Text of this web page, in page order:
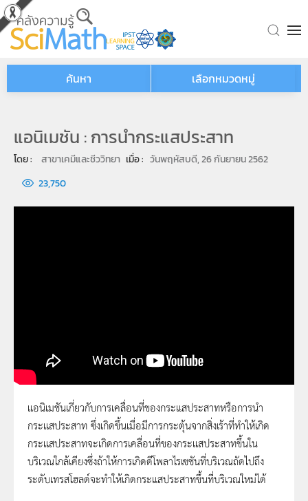
Skip to main content
ค้นหา เลือกหมวดหมู่
แอนิเมชัน : การนำกระแสประสาท
โดย : สาขาเคมีและชีววิทยา เมื่อ : วันพฤหัสบดี, 26 กันยายน 2562
23,750
การนำกระแสประสาท
แอนิเมชันเกี่ยวกับการเคลื่อนที่ของกระแสประสาทหรือการนำ
กระแสประสาท ซึ่งเกิดขึ้นเมื่อมีการกระตุ้นจากสิ่งเร้าที่ทำให้เกิด
กระแสประสาทจะเกิดการเคลื่อนที่ของกระแสประสาทขึ้นใน
บริเวณใกล้เคียงซึ่งถ้าให้การเกิดดีโพลาไรเซชันที่บริเวณถัดไปถึง
ระดับเทรสโฮลด์จะทำให้เกิดกระแสประสาทขึ้นที่บริเวณใหม่ได้